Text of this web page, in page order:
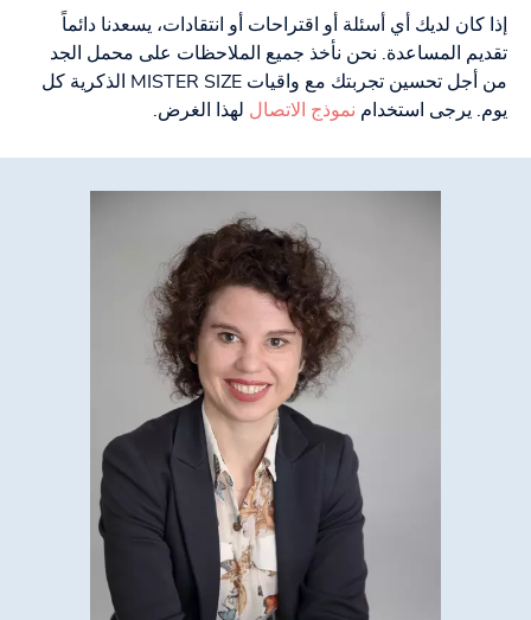
إذا كان لديك أي أسئلة أو اقتراحات أو انتقادات، يسعدنا دائماً
تقديم المساعدة. نحن نأخذ جميع الملاحظات على محمل الجد
من أجل تحسين تجربتك مع واقيات MISTER SIZE الذكرية كل
يوم. يرجى استخدام نموذج الاتصال لهذا الغرض.